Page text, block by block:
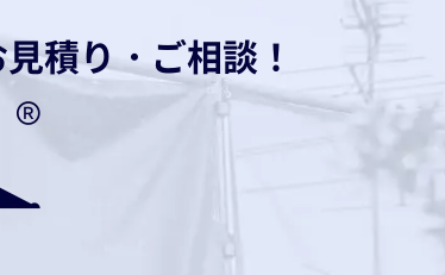
積り・ご相談！